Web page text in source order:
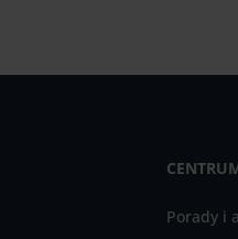
Porady i